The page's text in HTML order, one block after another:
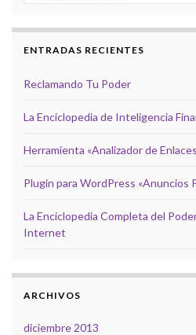
ENTRADAS RECIENTES
Reclamando Tu Poder
La Enciclopedia de Inteligencia
Herramienta «Analizador de
Plugin para WordPress «Anuncios
La Enciclopedia Completa del
Internet
ARCHIVOS
diciembre 2013